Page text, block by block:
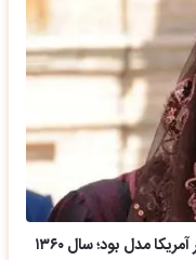
مدل بود؛ سال ۱۳۶۰